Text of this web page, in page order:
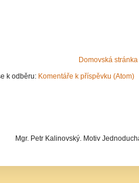
Domovská stránka
k odběru: Komentáře k příspěvku (Atom)
Mgr. Petr Kalinovský. Motiv